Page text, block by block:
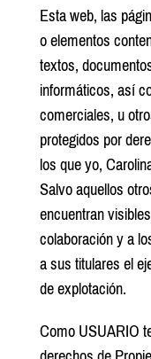
Esta web, las
o elementos
textos,
informáticos, así
comerciales, u
protegidos por
los que yo,
Salvo aquellos
encuentran
colaboración y a
a sus titulares el
de explotación.
Como USUARIO